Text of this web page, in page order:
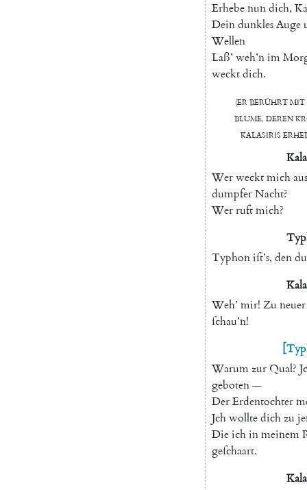
Erhebenundich,
DeindunklesAuge
Wellen
Laß’weh’nim
wecktdich.
(Erberührtmit
Blume,deren
Kalaſiris
Werwecktmichaus
dumpferNacht?
Werruftmich?
Typhoniſt’s, dendu
Weh’mir! Zu neuer
ſchau’n!
WarumzurQual?
geboten—
DerErdentochter
Jchwolltedichzu
Dieichinmeinem
geſchaart.